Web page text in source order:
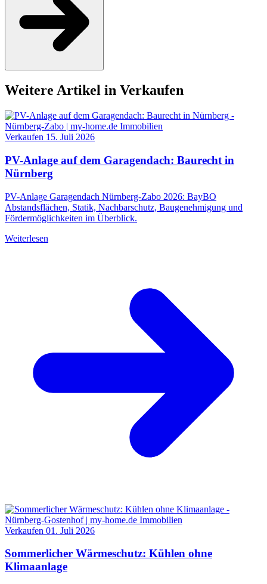
Weitere Artikel in Verkaufen
Verkaufen 15. Juli 2026
PV-Anlage auf dem Garagendach: Baurecht in
Nürnberg
PV-Anlage Garagendach Nürnberg-Zabo 2026: BayBO
Abstandsflächen, Statik, Nachbarschutz, Baugenehmigung und
Fördermöglichkeiten im Überblick.
Weiterlesen
Verkaufen 01. Juli 2026
Sommerlicher Wärmeschutz: Kühlen ohne
Klimaanlage